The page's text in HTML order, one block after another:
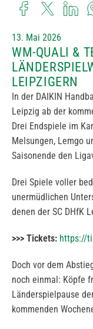
13. Mai 2026
WM-QUALI &
LEIPZIGERN
In der DAIKIN
Leipzig ab der
Drei Endspiele im
Melsungen, Lemgo
Saisonende den
Drei Spiele voller
unermüdlichen
denen der SC DHfK
>>> Tickets: https://
Doch vor dem
noch einmal: Köpfe
Länderspielpause
kommenden